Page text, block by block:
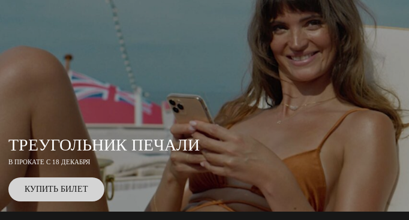
ТРЕУГОЛЬНИК ПЕЧАЛИ
В ПРОКАТЕ С 18 ДЕКАБРЯ
КУПИТЬ БИЛЕТ